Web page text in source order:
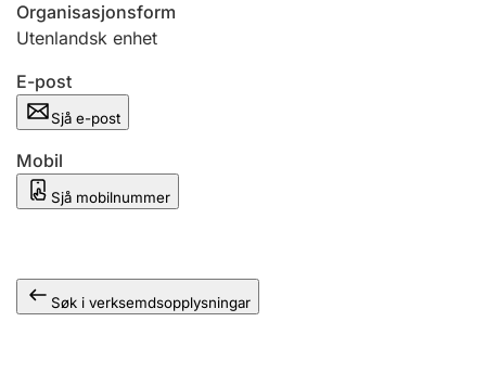
Organisasjonsform
Utenlandsk enhet
E-post
Sjå e-post
Mobil
Sjå mobilnummer
Søk i verksemdsopplysningar